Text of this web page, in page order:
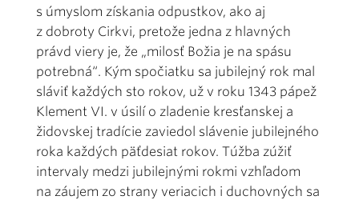
s úmyslom získania odpustkov, ako aj
z dobroty Cirkvi, pretože jedna z hlavných
právd viery je, že „milosť Božia je na spásu
potrebná“. Kým spočiatku sa jubilejný rok mal
sláviť každých sto rokov, už v roku 1343 pápež
Klement VI. v úsilí o zladenie kresťanskej a
židovskej tradície zaviedol slávenie jubilejného
roka každých päťdesiat rokov. Túžba zúžiť
intervaly medzi jubilejnými rokmi vzhľadom
na záujem zo strany veriacich i duchovných sa